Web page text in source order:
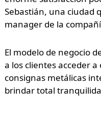
Sebastián, una ciudad
manager de la
El modelo de negocio
a los clientes acceder
consignas metálicas
brindar total